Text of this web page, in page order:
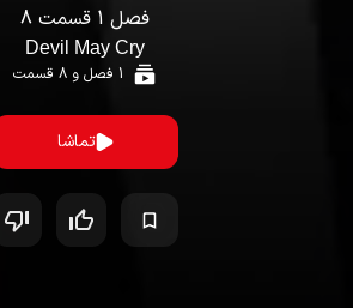
فصل 1 قسمت 8
Devil May Cry
1 فصل و 8 قسمت
تماشا